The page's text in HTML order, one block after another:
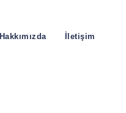
Hakkımızda İletişim